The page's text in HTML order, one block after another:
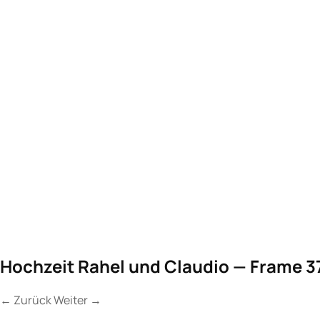
Hochzeit Rahel und Claudio — Frame
← ZurückWeiter →